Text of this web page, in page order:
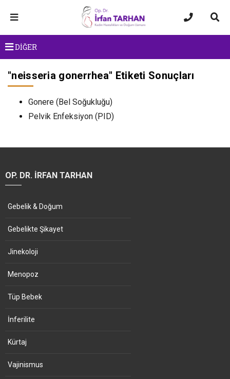
DİĞER
"neisseria gonerrhea" Etiketi Sonuçları
Gonere (Bel Soğukluğu)
Pelvik Enfeksiyon (PID)
OP. DR. İRFAN TARHAN
Gebelik & Doğum
Gebelikte Şikayet
Jinekoloji
Menopoz
Tüp Bebek
İnferilite
Kürtaj
Vajinismus